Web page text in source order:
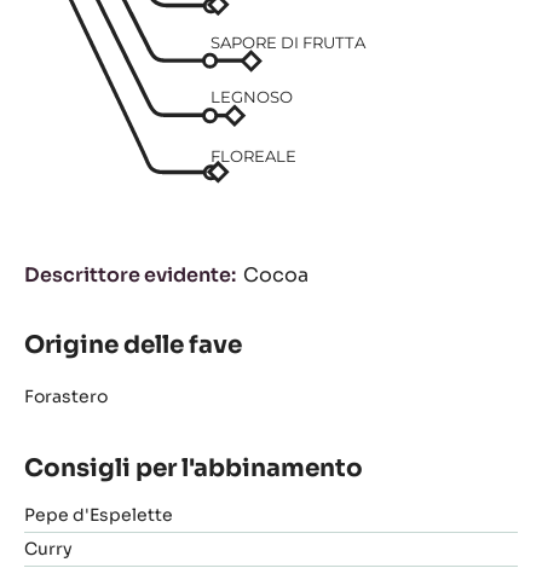
SAPORE DI FRUTTA
LEGNOSO
FLOREALE
Descrittore evidente Cocoa
Origine delle fave
Forastero
Consigli per l'abbinamento
Pepe d'Espelette
Curry